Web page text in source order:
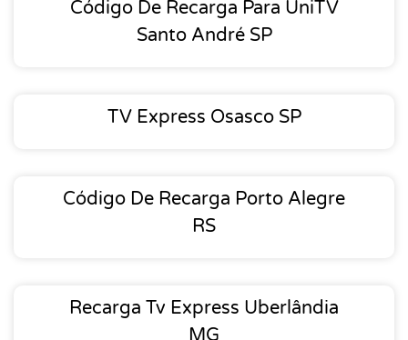
Código De Recarga Para UniTV
Santo André SP
TV Express Osasco SP
Código De Recarga Porto Alegre
RS
Recarga Tv Express Uberlândia